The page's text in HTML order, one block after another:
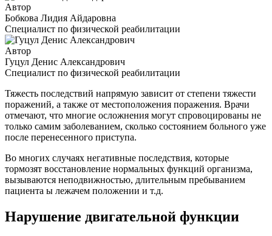
Автор
Бобкова Лидия Айдаровна
Специалист по физической реабилитации
Автор
Гуцул Денис Александрович
Специалист по физической реабилитации
Тяжесть последствий напрямую зависит от степени тяжести
поражений, а также от местоположения поражения. Врачи
отмечают, что многие осложнения могут спровоцированы не
только самим заболеванием, сколько состоянием больного уже
после перенесенного приступа.
Во многих случаях негативные последствия, которые
тормозят восстановление нормальных функций организма,
вызываются неподвижностью, длительным пребыванием
пациента ы лежачем положении и т.д.
Нарушение двигательной функции